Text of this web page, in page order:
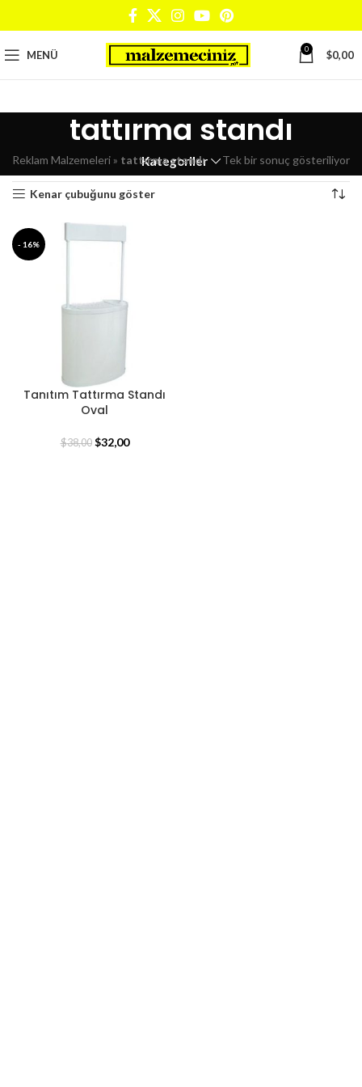
MENÜ 0 $0,00
tattırma standı
Kategoriler
Reklam Malzemeleri » tattırma standı Tek bir sonuç gösteriliyor
Kenar çubuğunu göster
- 16%
Tanıtım Tattırma Standı
Oval
$38,00 $32,00